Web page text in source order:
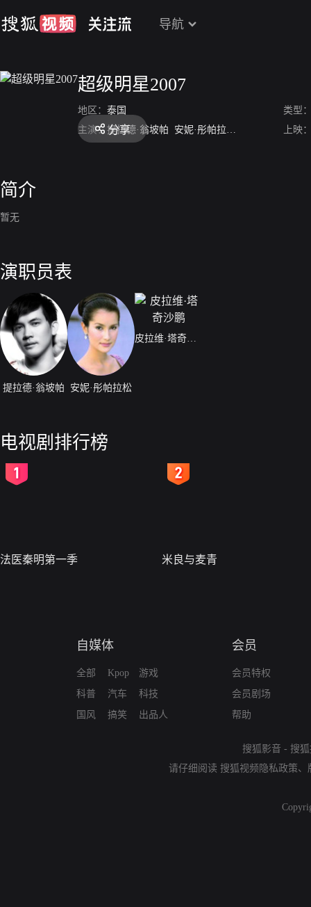
导航
超级明星2007
地区： 泰国
类型
主演： 提拉德·翁坡帕 安妮·彤帕拉松 皮拉维·塔奇沙
上映
分享
简介
暂无
演职员表
提拉德·翁坡帕 安妮·彤帕拉松
皮拉维·塔奇沙鹏
电视剧排行榜
法医秦明第一季 米良与麦青
自媒体
全部
科普
国风
Kpop
汽车
搞笑
游戏
科技
出品人
会员
会员特权
会员剧场
帮助
搜狐影音 - 搜
请仔细阅读 搜狐视频隐私政策、